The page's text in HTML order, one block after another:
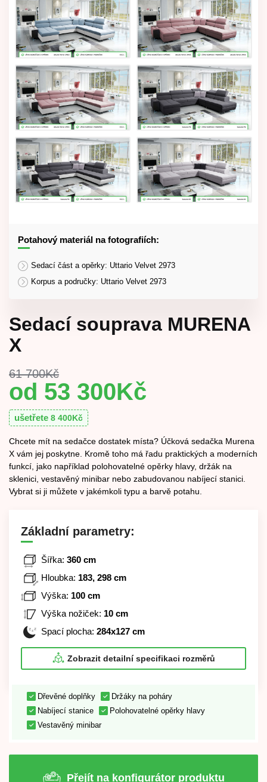
Potahový materiál na fotografiích:
Sedací část a opěrky: Uttario Velvet 2973
Korpus a područky: Uttario Velvet 2973
Sedací souprava MURENA
X
61 700Kč
53 300Kč
ušetřete 8 400Kč
Chcete mít na sedačce dostatek místa? Účková sedačka Murena
X vám jej poskytne. Kromě toho má řadu praktických a moderních
funkcí, jako například polohovatelné opěrky hlavy, držák na
sklenici, vestavěný minibar nebo zabudovanou nabíjecí stanici.
Vybrat si ji můžete v jakémkoli typu a barvě potahu.
Základní parametry:
Šířka: 360 cm
Hloubka: 183, 298 cm
Výška: 100 cm
Výška nožiček: 10 cm
Spací plocha: 284x127 cm
Zobrazit detailní specifikaci rozměrů
Dřevěné doplňky
Držáky na poháry
Nabíjecí stanice
Polohovatelné opěrky hlavy
Vestavěný minibar
Přejít na konfigurátor produktu